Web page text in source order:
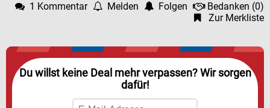
1 Kommentar Melden Folgen Bedanken (0)
Zur Merkliste
Du willst keine Deal mehr verpassen? Wir sorgen
dafür!